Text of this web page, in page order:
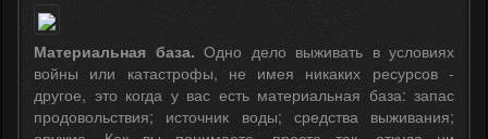
Материальная база. Одно дело выживать в условиях
войны или катастрофы, не имея никаких ресурсов -
другое, это когда у вас есть материальная база: запас
продовольствия; источник воды; средства выживания;